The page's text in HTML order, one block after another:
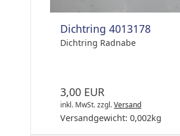
Dichtring 4013178
Dichtring Radnabe
3,00 EUR
inkl. MwSt.zzgl.Versand
Versandgewicht: 0,002kg